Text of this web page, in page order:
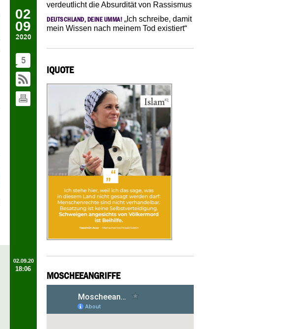
02
09
2020
5
02.09.20
18:06
verdeutlicht die Absurdität von Rassismus
DEUTSCHLAND, DEINE UMMA! „Ich schreibe, damit
mein Wissen nach meinem Tod existiert“
IQUOTE
MOSCHEEANGRIFFE